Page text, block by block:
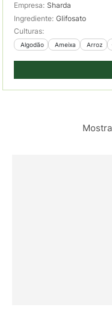
Empresa: Sharda
Ingrediente: Glifosato
Culturas:
Algodão Ameixa Arroz